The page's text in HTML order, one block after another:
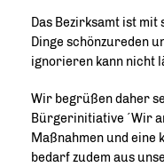
Das Bezirksamt ist
Dinge schönzureden
ignorieren kann nicht
Wir begrüßen daher
Bürgerinitiative ´Wir
Maßnahmen und eine
bedarf zudem aus